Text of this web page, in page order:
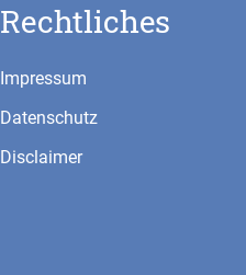
Rechtliches
Impressum
Datenschutz
Disclaimer